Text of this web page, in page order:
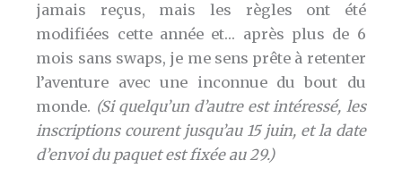
jamais reçus, mais les règles ont été
modifiées cette année et… après plus de 6
mois sans swaps, je me sens prête à retenter
l’aventure avec une inconnue du bout du
monde. (Si quelqu’un d’autre est intéressé, les
inscriptions courent jusqu’au 15 juin, et la date
d’envoi du paquet est fixée au 29.)